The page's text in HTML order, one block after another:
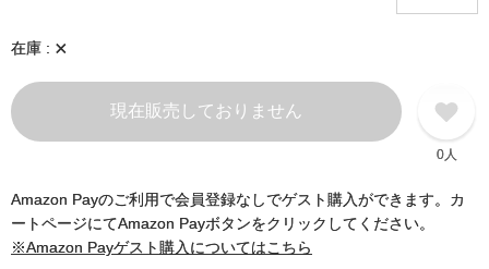
在庫 ×
現在販売しておりません
0人
Amazon Payのご利用で会員登録なしでゲスト購入ができます。カ
ートページにてAmazon Payボタンをクリックしてください。
※Amazon Payゲスト購入についてはこちら